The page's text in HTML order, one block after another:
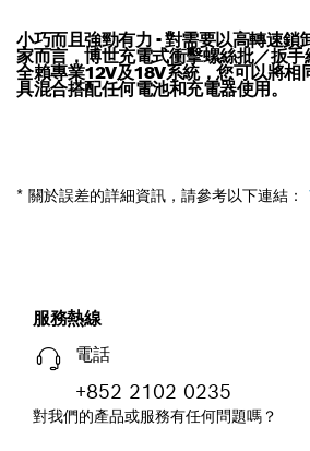
小巧而且強勁有力 - 對需要以高轉速鎖
家而言，博世充電式衝擊螺絲批／扳
全賴專業12V及18V系統，您可以將相
具混合搭配任何電池和充電器使用。
* 關於誤差的詳細資訊，請參考以下連結：
服務熱線
電話
+852 2102 0235
對我們的產品或服務有任何問題嗎？